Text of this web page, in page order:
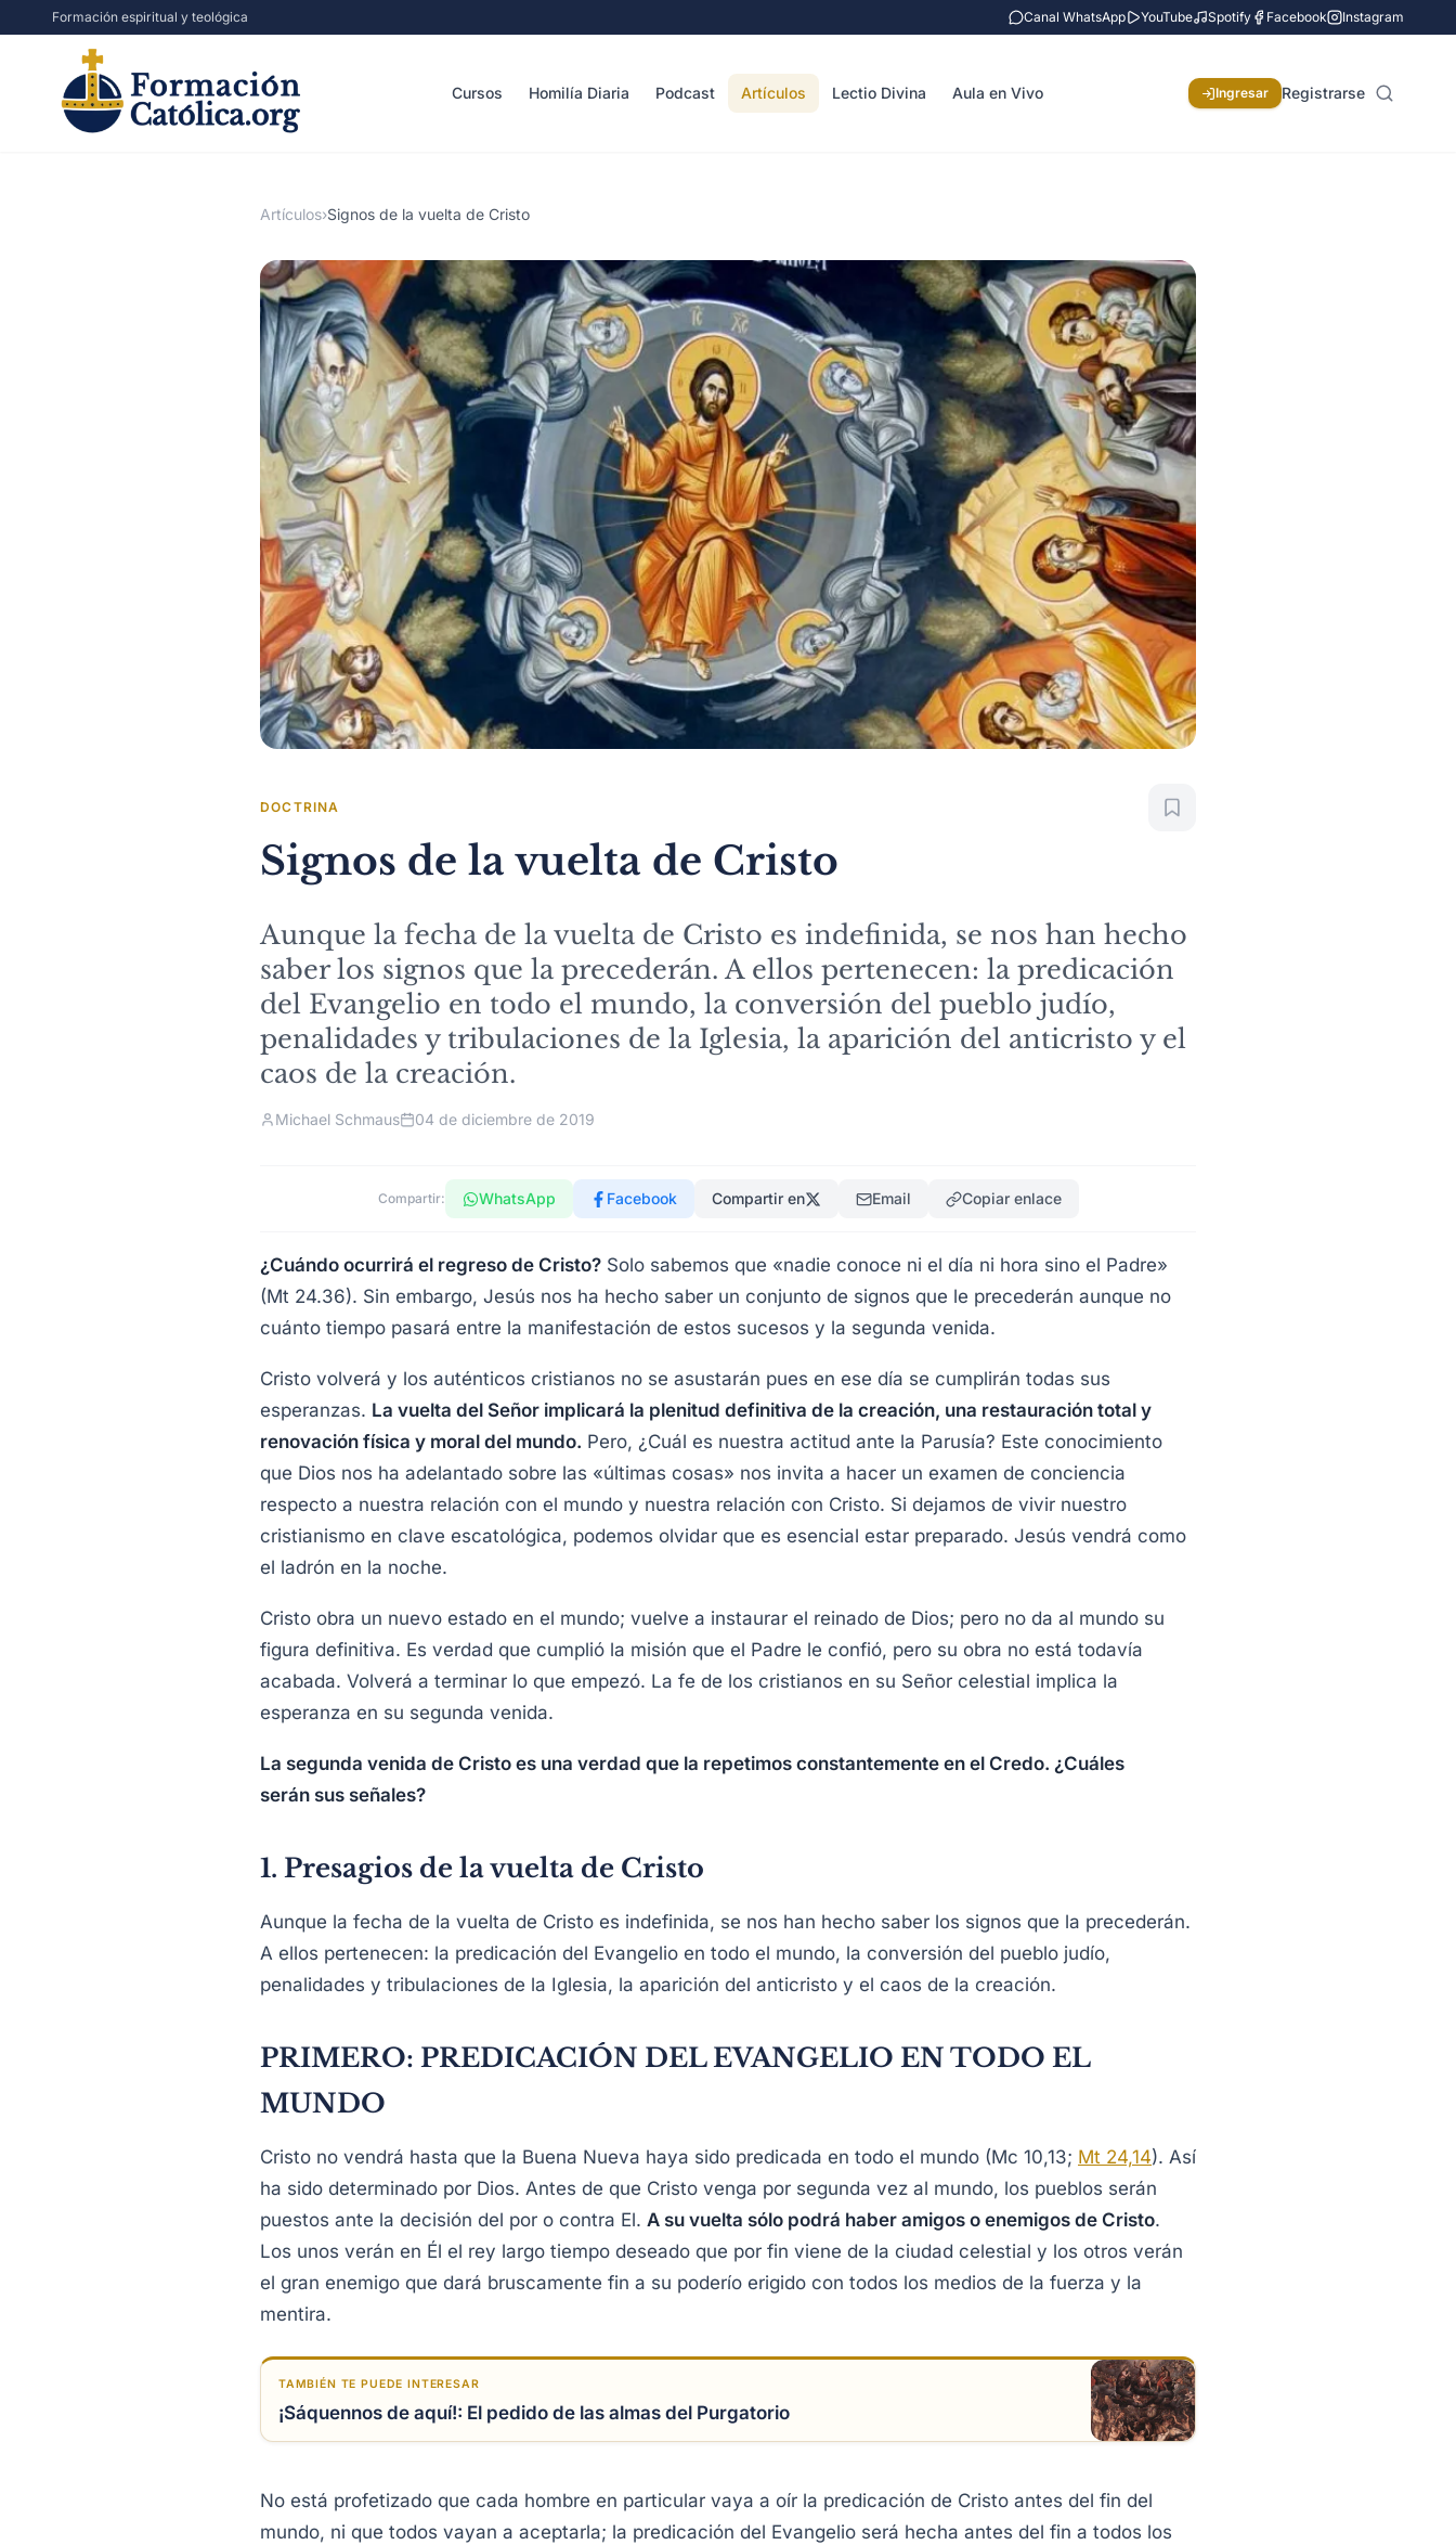
Formación espiritual y teológica Canal WhatsApp YouTube Spotify Facebook Instagram
Cursos Homilía Diaria Podcast Artículos Lectio Divina Aula en Vivo Ingresar Registrarse
Artículos›Signos de la vuelta de Cristo
DOCTRINA
Signos de la vuelta de Cristo
Aunque la fecha de la vuelta de Cristo es indefinida, se nos han hecho
saber los signos que la precederán. A ellos pertenecen: la predicación
del Evangelio en todo el mundo, la conversión del pueblo judío,
penalidades y tribulaciones de la Iglesia, la aparición del anticristo y el
caos de la creación.
Michael Schmaus 04 de diciembre de 2019
Compartir: WhatsApp Facebook Compartir en Email Copiar enlace
¿Cuándo ocurrirá el regreso de Cristo? Solo sabemos que «nadie conoce ni el día ni hora sino el Padre»
(Mt 24.36). Sin embargo, Jesús nos ha hecho saber un conjunto de signos que le precederán aunque no
cuánto tiempo pasará entre la manifestación de estos sucesos y la segunda venida.
Cristo volverá y los auténticos cristianos no se asustarán pues en ese día se cumplirán todas sus
esperanzas. La vuelta del Señor implicará la plenitud definitiva de la creación, una restauración total y
renovación física y moral del mundo. Pero, ¿Cuál es nuestra actitud ante la Parusía? Este conocimiento
que Dios nos ha adelantado sobre las «últimas cosas» nos invita a hacer un examen de conciencia
respecto a nuestra relación con el mundo y nuestra relación con Cristo. Si dejamos de vivir nuestro
cristianismo en clave escatológica, podemos olvidar que es esencial estar preparado. Jesús vendrá como
el ladrón en la noche.
Cristo obra un nuevo estado en el mundo; vuelve a instaurar el reinado de Dios; pero no da al mundo su
figura definitiva. Es verdad que cumplió la misión que el Padre le confió, pero su obra no está todavía
acabada. Volverá a terminar lo que empezó. La fe de los cristianos en su Señor celestial implica la
esperanza en su segunda venida.
La segunda venida de Cristo es una verdad que la repetimos constantemente en el Credo. ¿Cuáles
serán sus señales?
1. Presagios de la vuelta de Cristo
Aunque la fecha de la vuelta de Cristo es indefinida, se nos han hecho saber los signos que la precederán.
A ellos pertenecen: la predicación del Evangelio en todo el mundo, la conversión del pueblo judío,
penalidades y tribulaciones de la Iglesia, la aparición del anticristo y el caos de la creación.
PRIMERO: PREDICACIÓN DEL EVANGELIO EN TODO EL
MUNDO
Cristo no vendrá hasta que la Buena Nueva haya sido predicada en todo el mundo (Mc 10,13; Mt 24,14). Así
ha sido determinado por Dios. Antes de que Cristo venga por segunda vez al mundo, los pueblos serán
puestos ante la decisión del por o contra El. A su vuelta sólo podrá haber amigos o enemigos de Cristo.
Los unos verán en Él el rey largo tiempo deseado que por fin viene de la ciudad celestial y los otros verán
el gran enemigo que dará bruscamente fin a su poderío erigido con todos los medios de la fuerza y la
mentira.
TAMBIÉN TE PUEDE INTERESAR
¡Sáquennos de aquí!: El pedido de las almas del Purgatorio
No está profetizado que cada hombre en particular vaya a oír la predicación de Cristo antes del fin del
mundo, ni que todos vayan a aceptarla; la predicación del Evangelio será hecha antes del fin a todos los